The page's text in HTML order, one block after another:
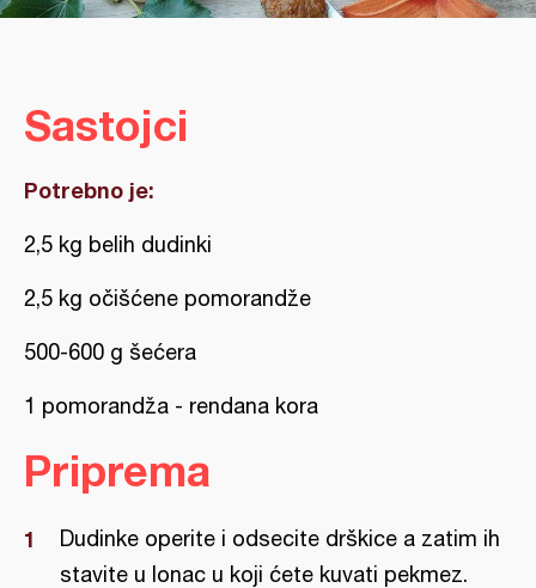
Sastojci
Potrebno je:
2,5 kg belih dudinki
2,5 kg očišćene pomorandže
500-600 g šećera
1 pomorandža - rendana kora
Priprema
Dudinke operite i odsecite drškice a zatim ih
stavite u lonac u koji ćete kuvati pekmez.